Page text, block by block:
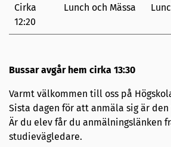
Cirka
12:20
Lunch och Mässa
Bussar avgår hem cirka 13:30
Varmt välkommen till oss på
Sista dagen för att anmäla sig är den
Är du elev får du anmälningslänken
studievägledare.